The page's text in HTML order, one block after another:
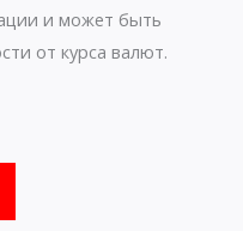
и может быть
от курса валют.